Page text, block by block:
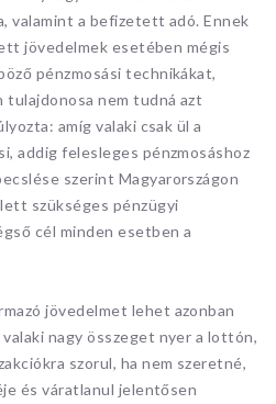
valamint a befizetett adó. Ennek
jövedelmek esetében mégis
pénzmosási technikákat,
tulajdonosa nem tudná azt
amíg valaki csak ül a
addig felesleges pénzmosáshoz
szerint Magyarországon
szükséges pénzügyi
cél minden esetben a
jövedelmet lehet azonban
nagy összeget nyer a lottón,
szorul, ha nem szeretné,
és váratlanul jelentősen